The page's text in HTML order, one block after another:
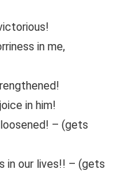
in me,
in him!
– (gets
in our lives!! – (gets